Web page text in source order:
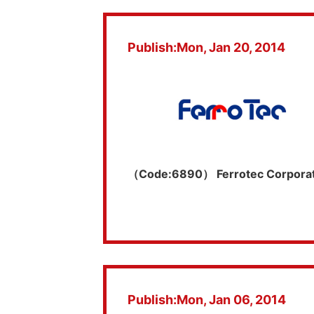
Publish:Mon, Jan 20, 2014
（Code:6890） Ferrotec
Publish:Mon, Jan 06, 2014